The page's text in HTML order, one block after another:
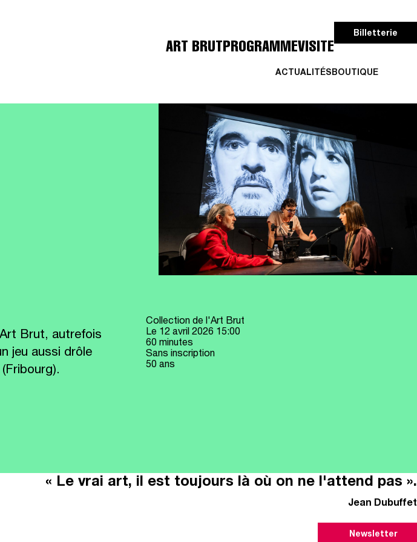
ACTUALITÉSBOUTIQUE
ART BRUTPROGRAMMEVISITE
Billetterie
Brut, autrefois
jeu aussi drôle
Collection de l'Art Brut
Le 12 avril 2026 15:00
60 minutes
Sans inscription
50 ans
« Le vrai art, il est toujours là où on ne l'attend pas ».
Jean Dubuffet
Newsletter